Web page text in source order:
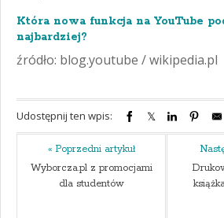
Która nowa funkcja na YouTube
najbardziej?
źródło: blog.youtube / wikipedia.pl
Udostępnij ten wpis:
« Poprzedni artykuł
Wyborcza.pl z promocjami
dla studentów